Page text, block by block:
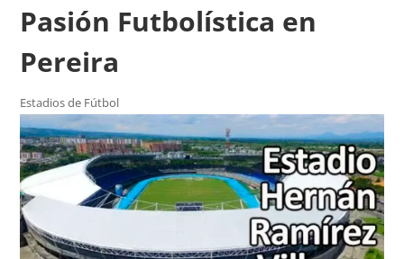
Pasión Futbolística en
Pereira
Estadios de Fútbol